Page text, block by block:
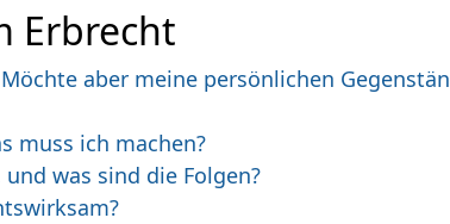
Erbrecht
aber meine persönlichen
muss ich machen?
was sind die Folgen?